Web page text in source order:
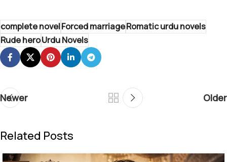
complete novelForced marriageRomatic urdu novels
Rude heroUrdu Novels
Newer Older
Related Posts